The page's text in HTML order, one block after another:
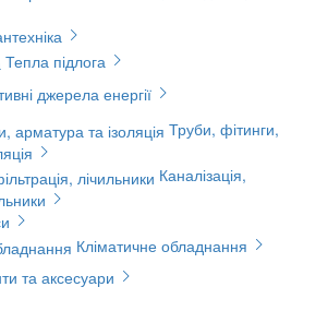
Тепла підлога
джерела енергії
Труби, фітинги,
Каналізація,
Кліматичне обладнання
та аксесуари